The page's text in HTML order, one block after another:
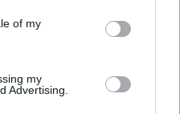
of my
my
Advertising.